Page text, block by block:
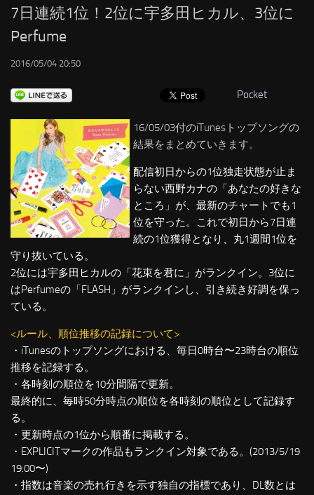
7日連続1位！2位に宇多田ヒカル、3位に
Perfume
2016/05/04 20:50
Pocket
16/05/03付のiTunesトップソングの
結果をまとめていきます。
配信初日からの1位独走状態が止ま
らない西野カナの「あなたの好きな
ところ」が、最新のチャートでも1
位を守った。これで初日から7日連
続の1位獲得となり、丸1週間1位を
守り抜いている。
2位には宇多田ヒカルの「花束を君に」がランクイン。3位に
はPerfumeの「FLASH」がランクインし、引き続き好調を保っ
ている。
<ルール、順位推移の記録について>
・iTunesのトップソングにおける、毎日0時台〜23時台の順位
推移を記録する。
・各時刻の順位を10分間隔で更新。
最終的に、毎時50分時点の順位を各時刻の順位として記録す
る。
・更新時点の1位から順番に掲載する。
・EXPLICITマークの作品もランクイン対象である。(2013/5/19
19:00〜)
・指数は音楽の売れ行きを示す独自の指標であり、DL数とは